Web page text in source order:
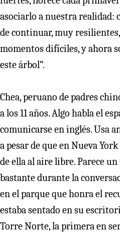
asociarlo a nuestra realidad:
de continuar, muy
momentos difíciles, y ahora
este árbol”.
Chea, peruano de padres
a los 11 años. Algo habla el
comunicarse en inglés. Usa
a pesar de que en Nueva
de ella al aire libre. Parece
bastante durante la
en el parque que honra el
estaba sentado en su
Torre Norte, la primera en